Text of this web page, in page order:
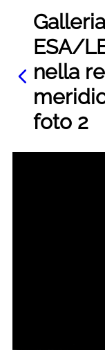
ESA/
nella
foto 2